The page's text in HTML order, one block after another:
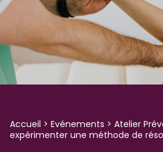
Accueil > Evénements > Atelier
expérimenter une méthode de